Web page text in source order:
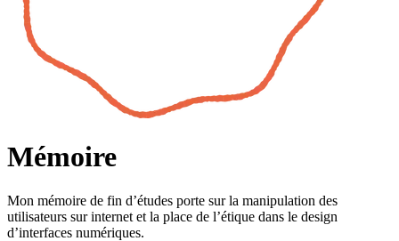
Mémoire
Mon mémoire de fin d’études porte sur la manipulation des
utilisateurs sur internet et la place de l’étique dans le design
d’interfaces numériques.